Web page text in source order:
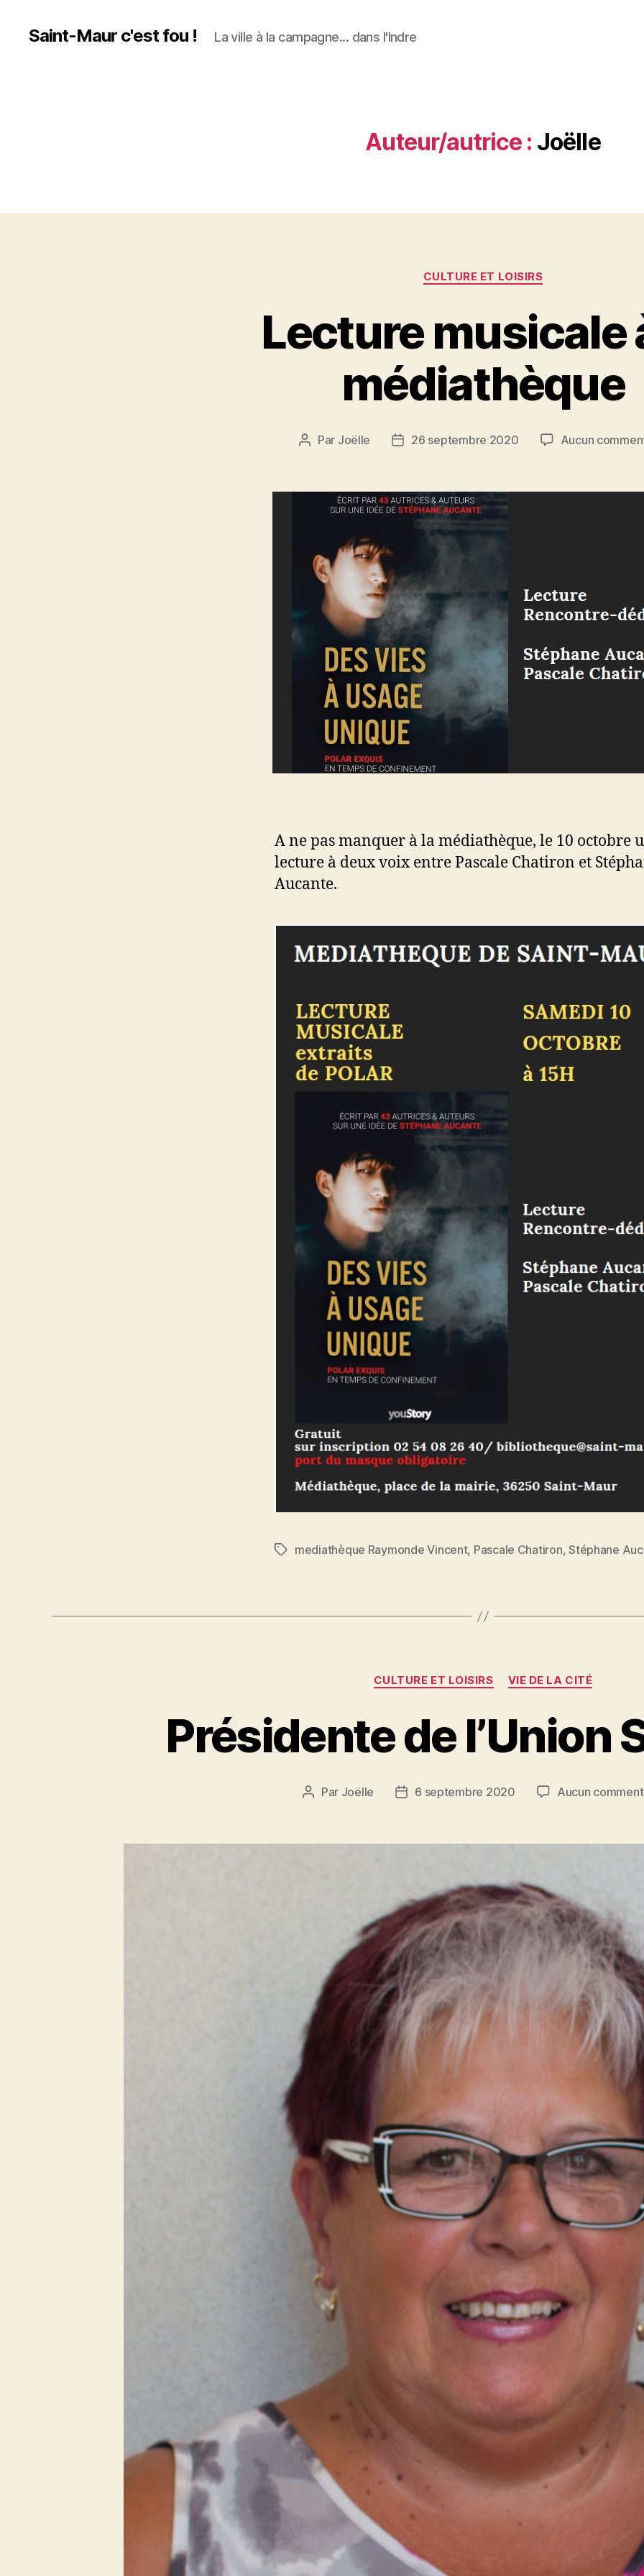
Saint-Maur c'est fou ! La ville à la campagne... dans l'Indre
Auteur/autrice : Joëlle
Catégories
CULTURE ET LOISIRS
Lecture musicale
médiathèque
Auteur
Par Joëlle
Date26 septembre 2020 Aucun
A ne pas manquer à la médiathèque, le 10 octobre
lecture à deux voix entre Pascale Chatiron et
Aucante.
Étiquettes
mediathèque Raymonde Vincent, Pascale Chatiron,Stéphane
Catégories
CULTURE ET LOISIRS VIE DE LA CITÉ
Présidente de l’Union
Auteur
Par Joëlle
Date6 septembre 2020 Aucun